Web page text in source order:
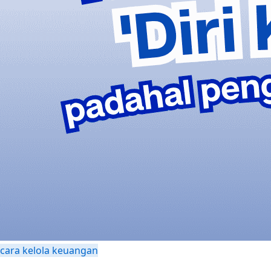
cara kelola keuangan